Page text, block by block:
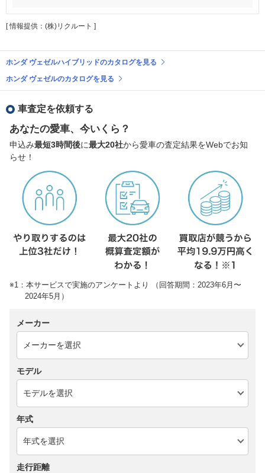
[ 情報提供：(株)リクルート ]
ホンダ ヴェゼルハイブリッドのカタログを見る
ホンダ ヴェゼルのカタログを見る
車査定を依頼する
あなたの愛車、今いくら？
申込み最短3時間後に最大20社から愛車の査定結果をWebでお知
らせ！
※1：本サービスで実施のアンケートより （回答期間：2023年6月〜
2024年5月）
メーカー
モデル
年式
走行距離